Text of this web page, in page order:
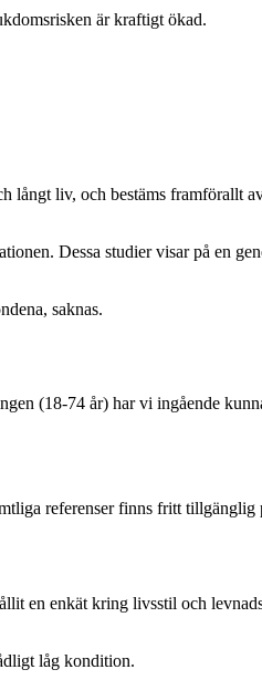
är kraftigt ökad.
långt liv, och bestäms framförallt
Dessa studier visar på en
saknas.
(18-74 år) har vi ingående
referenser finns fritt tillgänglig
en enkät kring livsstil och
låg kondition.